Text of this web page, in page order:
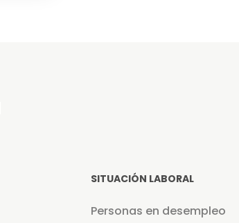
SITUACIÓN LABORAL
Personas en desempleo